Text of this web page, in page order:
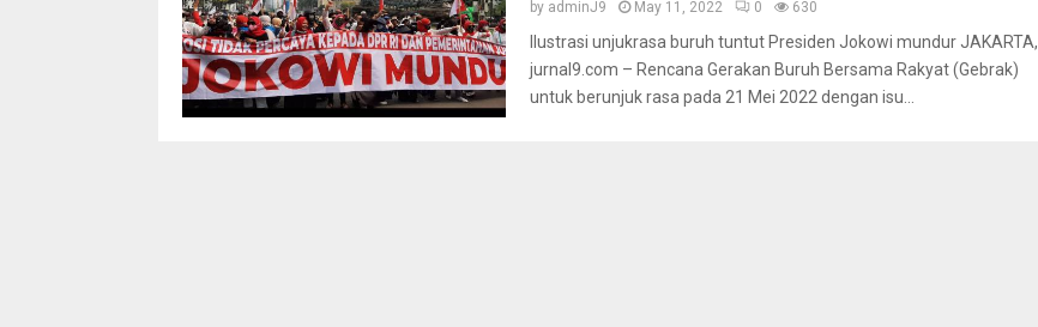
by adminJ9 May 11, 2022 0 630
Ilustrasi unjukrasa buruh tuntut Presiden Jokowi mundur JAKARTA,
jurnal9.com – Rencana Gerakan Buruh Bersama Rakyat (Gebrak)
untuk berunjuk rasa pada 21 Mei 2022 dengan isu...